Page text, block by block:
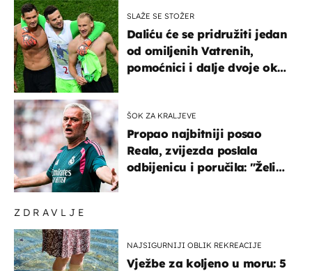
ZDRAVLJE
NAJSIGURNIJI OBLIK REKREACIJE
Vježbe za koljeno u moru: 5
SLAŽE SE STOŽER
Daliću će se pridružiti jedan
od omiljenih Vatrenih,
pomoćnici i dalje dvoje oko
ŠOK ZA KRALJEVE
Propao najbitniji posao
Reala, zvijezda poslala
odbijenicu i poručila: "Želim